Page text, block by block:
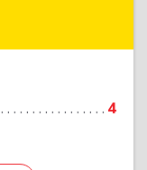
4
а/я, дом № 30